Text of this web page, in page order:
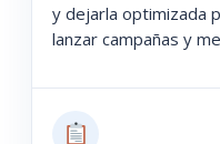
y dejarla optimizada
lanzar campañas y